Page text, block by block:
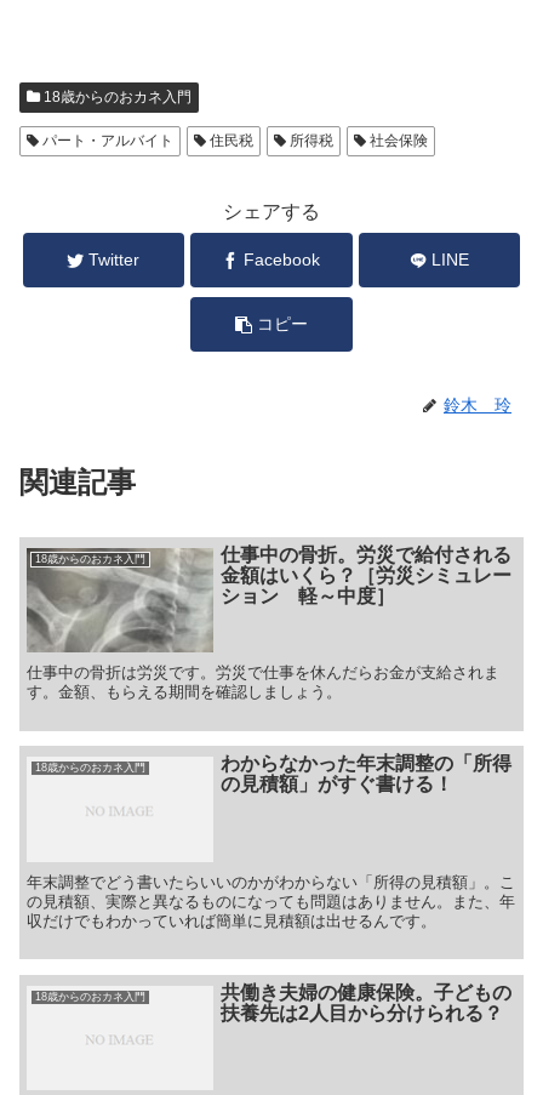
18歳からのおカネ入門
パート・アルバイト 住民税 所得税 社会保険
シェアする
Twitter Facebook LINE
コピー
鈴木 玲
関連記事
18歳からのおカネ入門
仕事中の骨折。労災で給付される
金額はいくら？［労災シミュレー
ション 軽～中度］
仕事中の骨折は労災です。労災で仕事を休んだらお金が支給されま
す。金額、もらえる期間を確認しましょう。
18歳からのおカネ入門
わからなかった年末調整の「所得
の見積額」がすぐ書ける！
年末調整でどう書いたらいいのかがわからない「所得の見積額」。こ
の見積額、実際と異なるものになっても問題はありません。また、年
収だけでもわかっていれば簡単に見積額は出せるんです。
18歳からのおカネ入門
共働き夫婦の健康保険。子どもの
扶養先は2人目から分けられる？